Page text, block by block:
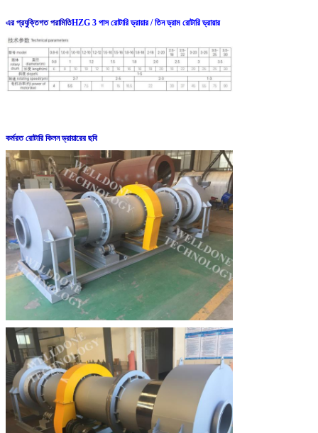
এর প্রযুক্তিগত পরামিতিHZG 3 পাস রোটারি ড্রায়ার / তিন ড্রাম রোটারি ড্রায়ার
কর্মরত রোটারি কিলন ড্রায়ারের ছবি